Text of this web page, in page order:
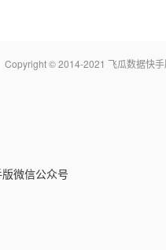
Copyright © 2014-2021 飞瓜数据快
微信公众号